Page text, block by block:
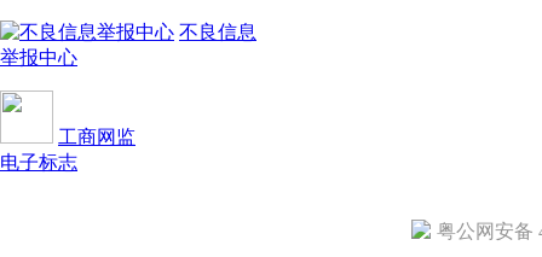
不良信息
举报中心
工商网监
电子标志
粤公网安备